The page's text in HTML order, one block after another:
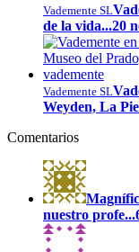
Vademente SL
de la vida...20
Vademente SL
Weyden, La
Comentarios
nuestro profe...